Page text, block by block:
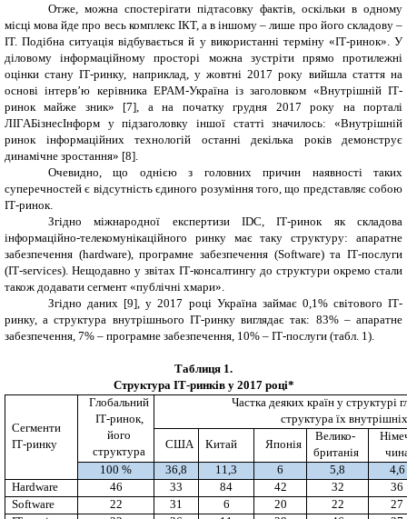
Отже, можна спостерігати підтасовку фактів, оскільки в одному
місці мова йде про весь комплекс ІКТ, а в іншому – лише про його складову –
ІТ. Подібна ситуація відбувається й у використанні терміну «ІТ-ринок». У
діловому інформаційному просторі можна зустріти прямо протилежні
оцінки стану ІТ-ринку, наприклад, у жовтні 2017 року вийшла стаття на
основі інтерв’ю керівника EPAM-Україна із заголовком «Внутрішній ІТ-
ринок майже зник» [7], а на початку грудня 2017 року на порталі
ЛІГАБізнесІнформ у підзаголовку іншої статті значилось: «Внутрішній
ринок інформаційних технологій останні декілька років демонструє
динамічне зростання» [8].
Очевидно, що однією з головних причин наявності таких
суперечностей є відсутність єдиного розуміння того, що представляє собою
ІТ-ринок.
Згідно міжнародної експертизи IDC, ІТ-ринок як складова
інформаційно-телекомунікаційного ринку має таку структуру: апаратне
забезпечення (hardware), програмне забезпечення (Software) та ІТ-послуги
(IT-services). Нещодавно у звітах ІТ-консалтингу до структури окремо стали
також додавати сегмент «публічні хмари».
Згідно даних [9], у 2017 році Україна займає 0,1% світового ІТ-
ринку, а структура внутрішнього ІТ-ринку виглядає так: 83% – апаратне
забезпечення, 7% – програмне забезпечення, 10% – ІТ-послуги (табл. 1).
Таблиця 1.
Структура ІТ-ринків у 2017 році*
Сегменти
ІТ-ринку
Глобальний
ІТ-ринок,
його
структура
Частка деяких країн у структурі
структура їх
США
Китай Японія
Велико-
британія
100 %
36,8 11,3 6 5,8
4,6
Hardware
46 33 84 42 32
36
Software
22 31 6 20 22
27